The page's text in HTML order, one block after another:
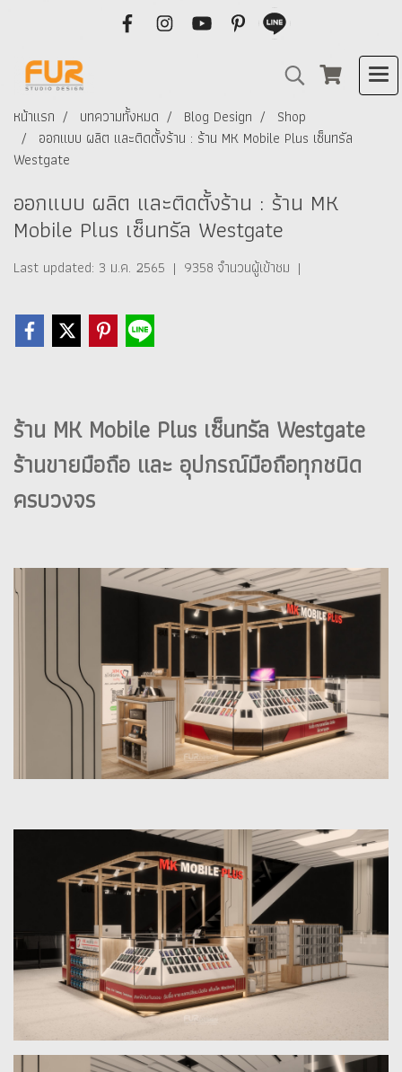
หน้าแรก บทความทั้งหมด Blog Design
Shop
ออกแบบ ผลิต และติดตั้งร้าน : ร้าน MK Mobile Plus เซ็นทรัล
Westgate
ออกแบบ ผลิต และติดตั้งร้าน : ร้าน MK
Mobile Plus เซ็นทรัล Westgate
Last updated: 3 ม.ค. 2565 | 9358 จำนวนผู้เข้าชม |
ร้าน MK Mobile Plus เซ็นทรัล Westgate
ร้านขายมือถือ และ อุปกรณ์มือถือทุกชนิด
ครบวงจร